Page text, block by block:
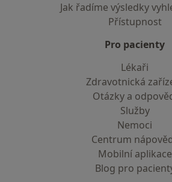
Jak řadíme výsledky
Přístupnost
Pro pacienty
Lékaři
Zdravotnická
Otázky a
Služby
Nemoci
Centrum
Mobilní aplikace
Blog pro